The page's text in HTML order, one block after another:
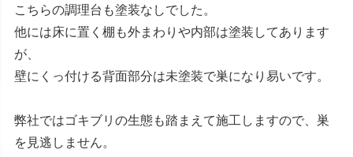
こちらの調理台も塗装なしでした。
他には床に置く棚も外まわりや内部は塗装してあります
が、
壁にくっ付ける背面部分は未塗装で巣になり易いです。
弊社ではゴキブリの生態も踏まえて施工しますので、巣
を見逃しません。